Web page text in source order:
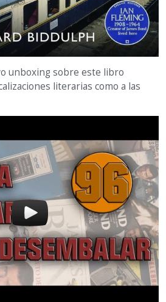
unboxing sobre este libro
literarias como a las